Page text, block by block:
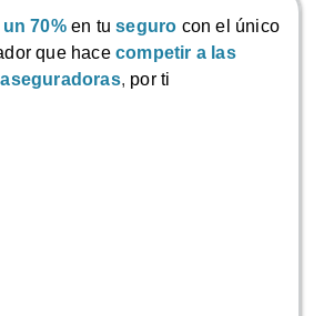
70% en tuseguro con el único
que hace competir a las
aseguradoras, por ti